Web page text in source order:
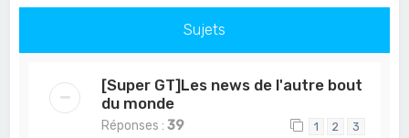
Sujets
[Super GT]Les news de l'autre bout
du monde
Réponses :39 1 2 3